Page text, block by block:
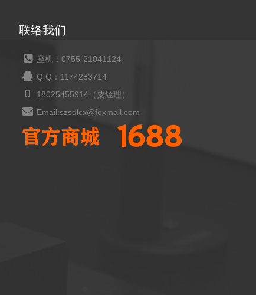
联络我们
座机：0755-21041124
Q Q：1174283714
18025455914（粟经理）
Email:szsdlcx@foxmail.com